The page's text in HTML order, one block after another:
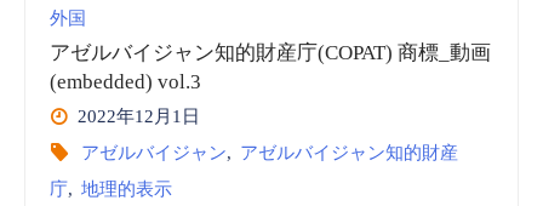
vol.5”
ジ
ン
外国
アゼルバイジャン知的財産庁(COPAT) 商標_動画
(embedded) vol.3
2022年12月1日
アゼルバイジャン, アゼルバイジャン知的財産
庁, 地理的表示